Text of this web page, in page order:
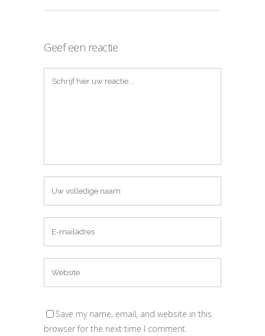
Geef een reactie
Save my name, email, and website in this
browser for the next time I comment.